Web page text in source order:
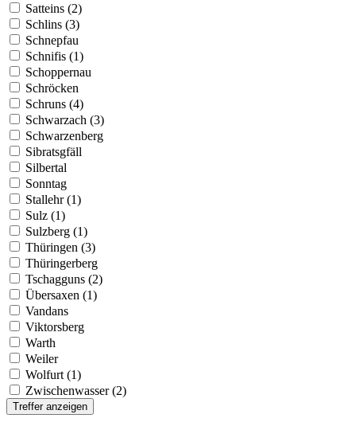
Satteins (2)
Schlins (3)
Schnepfau
Schnifis (1)
Schoppernau
Schröcken
Schruns (4)
Schwarzach (3)
Schwarzenberg
Sibratsgfäll
Silbertal
Sonntag
Stallehr (1)
Sulz (1)
Sulzberg (1)
Thüringen (3)
Thüringerberg
Tschagguns (2)
Übersaxen (1)
Vandans
Viktorsberg
Warth
Weiler
Wolfurt (1)
Zwischenwasser (2)
Treffer anzeigen